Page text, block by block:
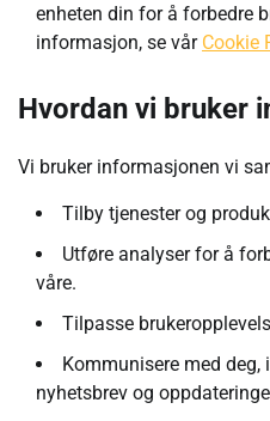
enheten din for å forbedre
informasjon, se vår Cookie
Hvordan vi bruker
Vi bruker informasjonen vi
Tilby tjenester og
Utføre analyser for å
våre.
Tilpasse
Kommunisere med
nyhetsbrev og